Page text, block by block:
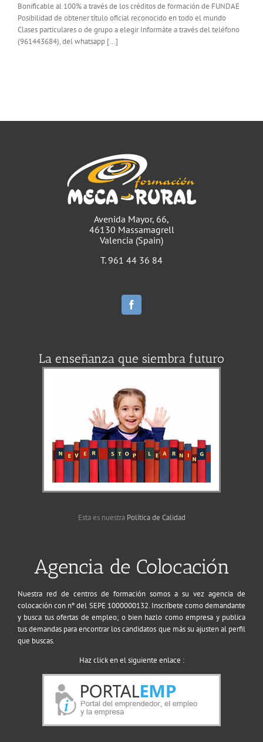
Bonificable al 100% a través de los créditos de formación de FUNDAE
Posibilidad de obtener título oficial reconocido en todo el mundo
Clases particulares o de grupo a elegir Informáte a través del teléfono
(961443684), del whatsapp [...]
Avenida Mayor, 66,
46130 Massamagrell
Valencia (Spain)
T. 961 44 36 84
La enseñanza que siembra futuro
Esta es nuestra Política de Calidad
Agencia de Colocación
Nuestra red de centros de formación somos a su vez agencia de
colocación con nº del SEPE 1000000132. Inscríbete como demandante
y busca tus ofertas de empleo; o bien hazlo como empresa y publica
tus demandas para encontrar los candidatos que más su ajusten al perfil
que buscas.
Haz click en el siguiente enlace :